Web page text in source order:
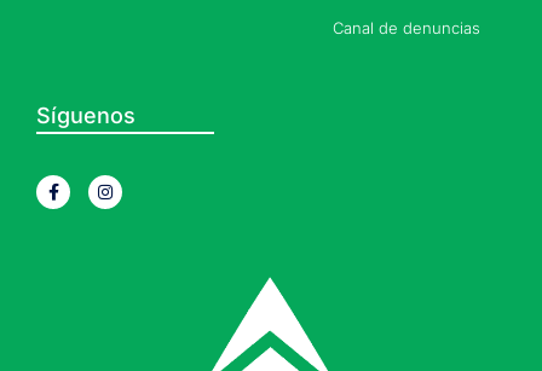
Canal de denuncias
Síguenos
F
a
c
I
n
s